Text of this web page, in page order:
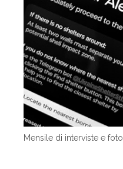
Mensile di interviste e foto